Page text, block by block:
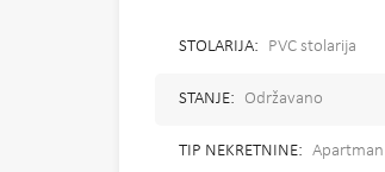
STOLARIJA: PVC stolarija
STANJE: Održavano
TIP NEKRETNINE: Apartman